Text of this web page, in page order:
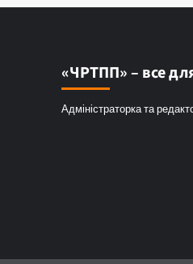
«ЧРТПП» – все
Адміністраторка та